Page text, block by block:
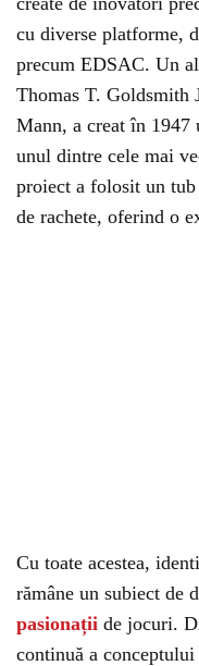
cu diverse platforme,
precum EDSAC. Un
Thomas T. Goldsmith
Mann, a creat în 1947
unul dintre cele mai
proiect a folosit un
de rachete, oferind o
Cu toate acestea,
rămâne un subiect de
pasionații de jocuri.
continuă a